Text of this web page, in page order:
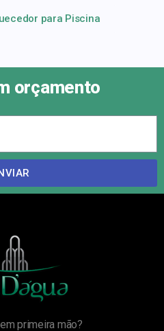
para Piscina
orçamento
primeira mão?